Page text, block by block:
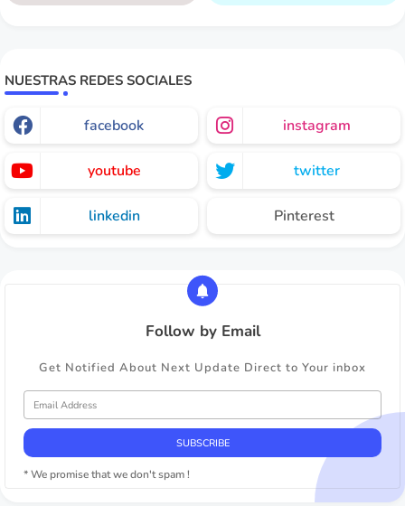
NUESTRAS REDES SOCIALES
facebook instagram
youtube twitter
linkedin Pinterest
Follow by Email
Get Notified About Next Update Direct to Your inbox
* We promise that we don't spam !